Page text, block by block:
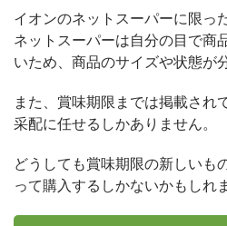
イオンのネットスーパーに限っ
ネットスーパーは自分の目で商
いため、商品のサイズや状態が
また、賞味期限までは掲載され
采配に任せるしかありません。
どうしても賞味期限の新しいも
って購入するしかないかもしれ